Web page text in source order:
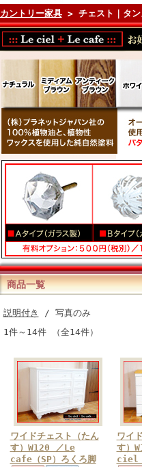
カントリー家具> チェスト｜タン
商品一覧
説明付き
/ 写真のみ
1件～14件 （全14件）
ワイドチェスト（たん
す）W120 ／Le
cafe（SP）ろくろ脚
ワイ
す）
ciel